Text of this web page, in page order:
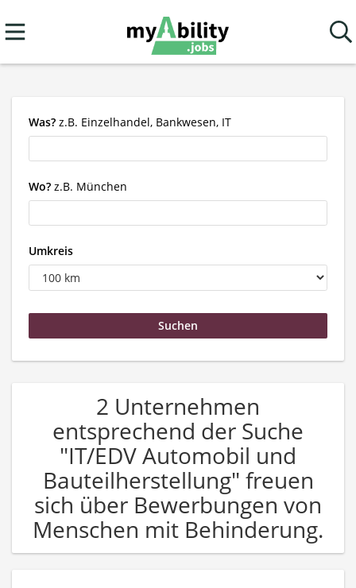
Was? z.B. Einzelhandel, Bankwesen, IT
Wo? z.B. München
Umkreis
2 Unternehmen
entsprechend der Suche
"IT/EDV Automobil und
Bauteilherstellung" freuen
sich über Bewerbungen von
Menschen mit Behinderung.